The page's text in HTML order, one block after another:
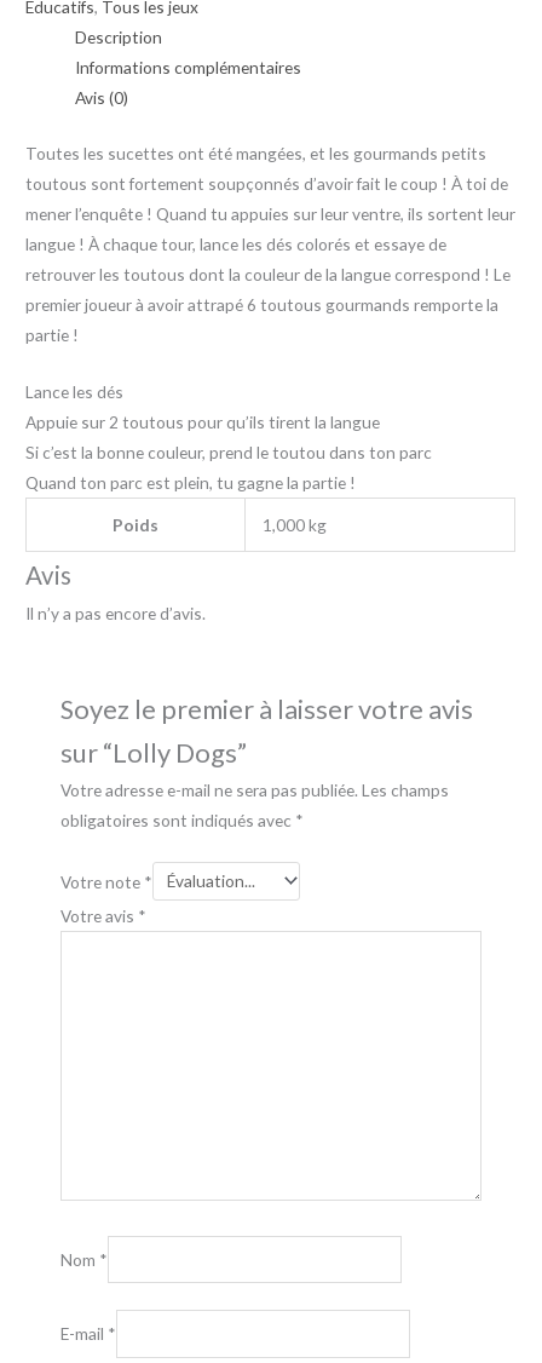
Educatifs, Tous les jeux
Description
Informations complémentaires
Avis (0)
Toutes les sucettes ont été mangées, et les gourmands petits
toutous sont fortement soupçonnés d’avoir fait le coup ! À toi de
mener l’enquête ! Quand tu appuies sur leur ventre, ils sortent leur
langue ! À chaque tour, lance les dés colorés et essaye de
retrouver les toutous dont la couleur de la langue correspond ! Le
premier joueur à avoir attrapé 6 toutous gourmands remporte la
partie !
Lance les dés
Appuie sur 2 toutous pour qu’ils tirent la langue
Si c’est la bonne couleur, prend le toutou dans ton parc
Quand ton parc est plein, tu gagne la partie !
Poids 1,000 kg
Avis
Il n’y a pas encore d’avis.
Soyez le premier à laisser votre avis
sur “Lolly Dogs”
Votre adresse e-mail ne sera pas publiée. Les champs
obligatoires sont indiqués avec *
Votre note *
Votre avis *
Nom *
E-mail *